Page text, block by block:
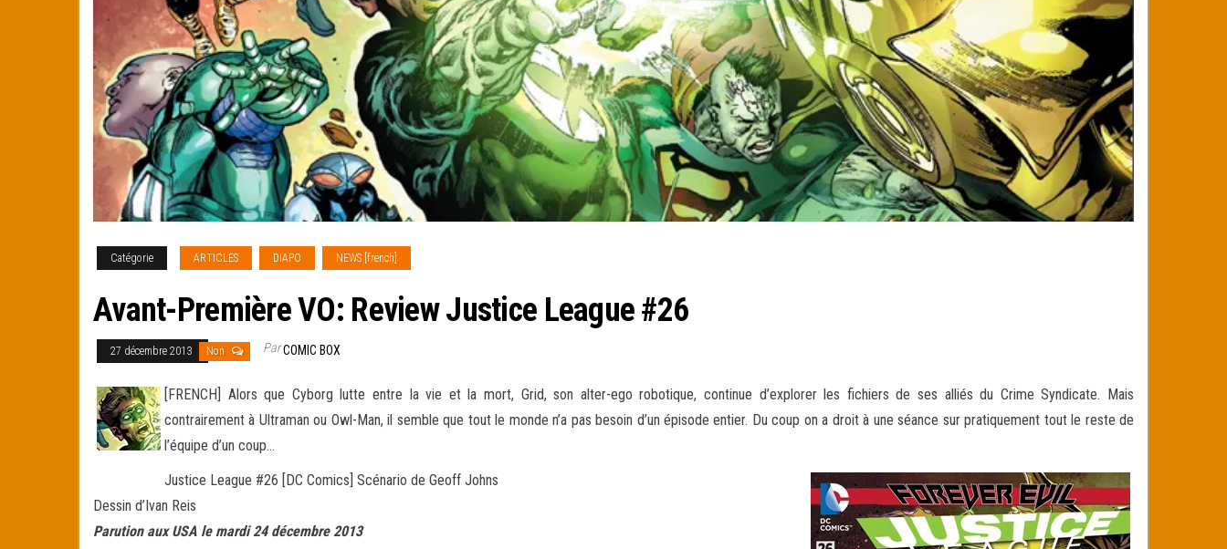
Catégorie ARTICLES DIAPO NEWS [french]
Avant-Première VO: Review Justice League #26
27 décembre 2013 Non ParCOMIC BOX
[FRENCH] Alors que Cyborg lutte entre la vie et la mort, Grid, son alter-ego robotique, continue d’explorer les fichiers de ses alliés du Crime Syndicate. Mais
contrairement à Ultraman ou Owl-Man, il semble que tout le monde n’a pas besoin d’un épisode entier. Du coup on a droit à une séance sur pratiquement tout le reste de
l’équipe d’un coup…
Justice League #26 [DC Comics] Scénario de Geoff Johns
Dessin d’Ivan Reis
Parution aux USA le mardi 24 décembre 2013